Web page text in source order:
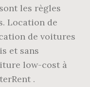
les règles
Location de
de voitures
et sans
low-cost à
.